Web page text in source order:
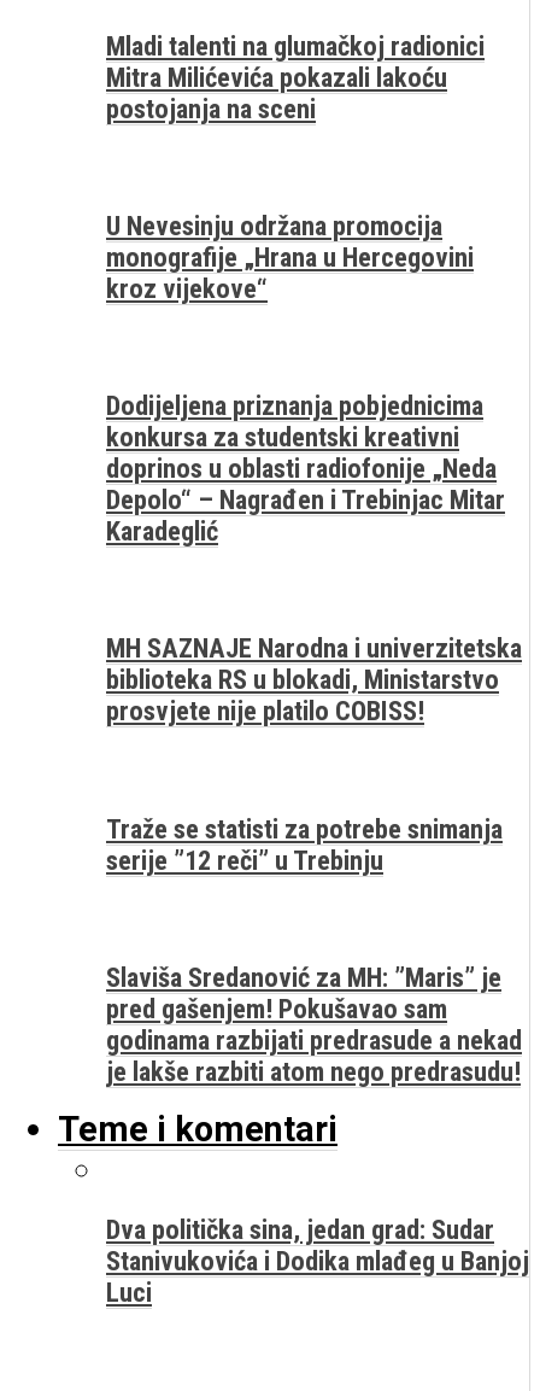
Mladi talenti na glumačkoj radionici
Mitra Milićevića pokazali lakoću
postojanja na sceni
U Nevesinju održana promocija
monografije „Hrana u Hercegovini
kroz vijekove“
Dodijeljena priznanja pobjednicima
konkursa za studentski kreativni
doprinos u oblasti radiofonije „Neda
Depolo“ – Nagrađen i Trebinjac Mitar
Karadeglić
MH SAZNAJE Narodna i univerzitetska
biblioteka RS u blokadi, Ministarstvo
prosvjete nije platilo COBISS!
Traže se statisti za potrebe snimanja
serije ”12 reči” u Trebinju
Slaviša Sredanović za MH: ”Maris” je
pred gašenjem! Pokušavao sam
godinama razbijati predrasude a nekad
je lakše razbiti atom nego predrasudu!
Teme i komentari
Dva politička sina, jedan grad: Sudar
Stanivukovića i Dodika mlađeg u Banjoj
Luci